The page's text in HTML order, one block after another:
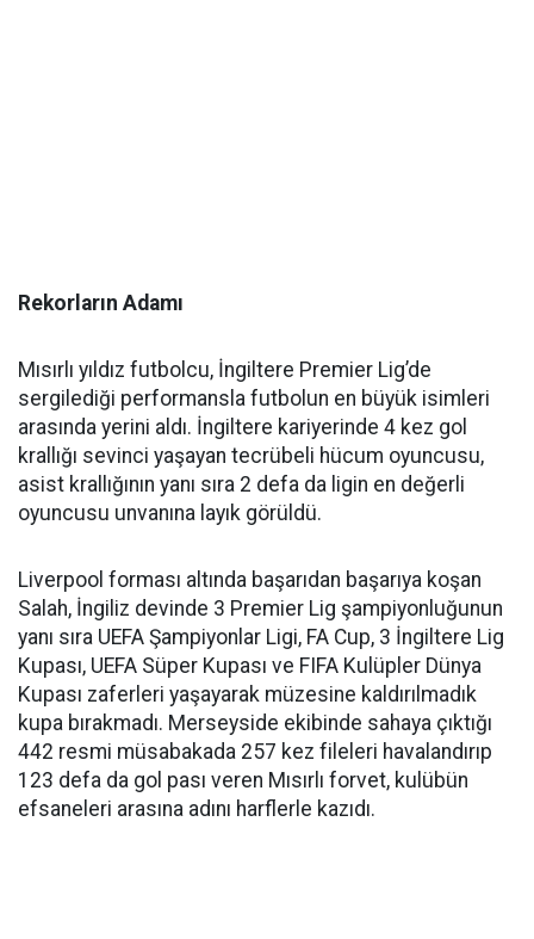
Rekorların Adamı
Mısırlı yıldız futbolcu, İngiltere Premier Lig’de
sergilediği performansla futbolun en büyük isimleri
arasında yerini aldı. İngiltere kariyerinde 4 kez gol
krallığı sevinci yaşayan tecrübeli hücum oyuncusu,
asist krallığının yanı sıra 2 defa da ligin en değerli
oyuncusu unvanına layık görüldü.
Liverpool forması altında başarıdan başarıya koşan
Salah, İngiliz devinde 3 Premier Lig şampiyonluğunun
yanı sıra UEFA Şampiyonlar Ligi, FA Cup, 3 İngiltere Lig
Kupası, UEFA Süper Kupası ve FIFA Kulüpler Dünya
Kupası zaferleri yaşayarak müzesine kaldırılmadık
kupa bırakmadı. Merseyside ekibinde sahaya çıktığı
442 resmi müsabakada 257 kez fileleri havalandırıp
123 defa da gol pası veren Mısırlı forvet, kulübün
efsaneleri arasına adını harflerle kazıdı.